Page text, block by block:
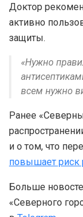
Доктор
активно
защиты.
«Нужно
всем нужно
Ранее
и о том, что
повышает риск
Больше
«Северного